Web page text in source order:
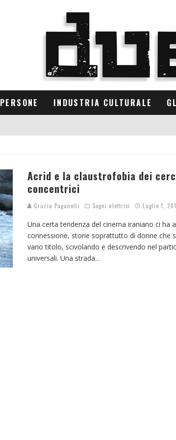
PERSONE INDUSTRIA CULTURALE
Acrid e la claustrofobia dei
concentrici
Grazia Paganelli Sogni elettrici Luglio 1,
Una certa tendenza del cinema iraniano ci ha
connessione, storie soprattutto di donne che
vario titolo, scivolando e descrivendo nel
universali. Una strada...